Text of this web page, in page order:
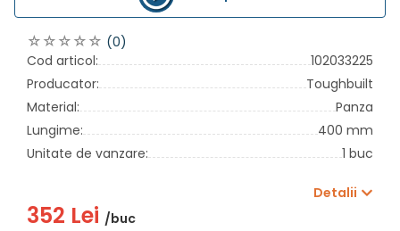
(0)
Cod articol:
102033225
Producator:
Toughbuilt
Material:
Panza
Lungime:
400 mm
Unitate de vanzare:
1 buc
Detalii
352 Lei /buc